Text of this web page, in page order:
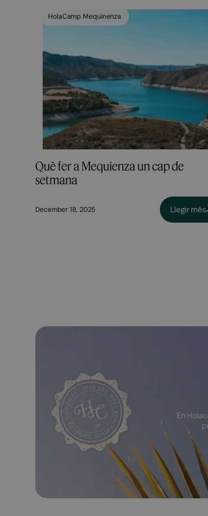
HolaCamp Mequinenza
Què fer a Mequienza un cap de
setmana
December 18, 2025 Llegir més
En